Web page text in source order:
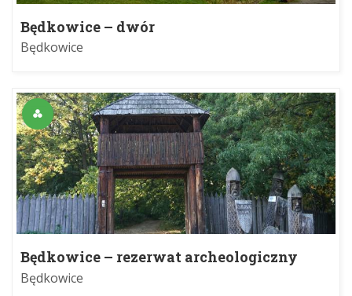
Będkowice – dwór
Będkowice
Będkowice – rezerwat archeologiczny
Będkowice